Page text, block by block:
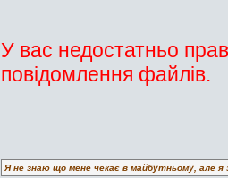
У вас недостатньо
повідомлення файлів.
Я не знаю що мене чекає в майбутньому, але